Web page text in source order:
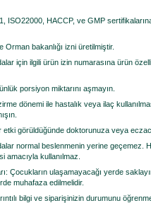
ISO22000, HACCP, ve GMP
Orman bakanlığı izni üretilmiştir.
için ilgili ürün izin numarasına ürün
porsiyon miktarını aşmayın.
dönemi ile hastalık veya ilaç
etki görüldüğünde doktorunuza veya
normal beslenmenin yerine geçemez.
amacıyla kullanılmaz.
Çocukların ulaşamayacağı yerde
muhafaza edilmelidir.
bilgi ve siparişinizin durumunu